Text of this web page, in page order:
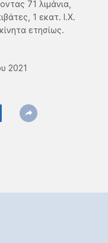
71 λιμάνια,
1 εκατ. Ι.Χ.
ετησίως.
2021